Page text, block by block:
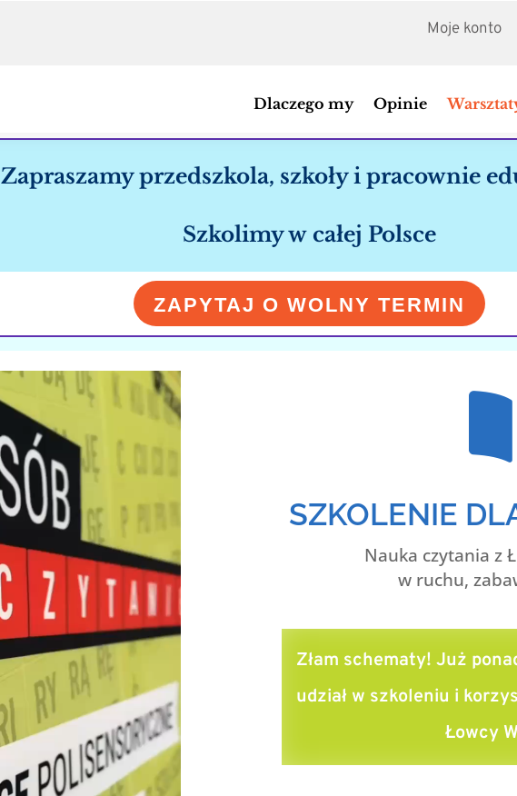
Moje konto
Dlaczego my Opinie
Zapraszamy przedszkola, szkoły i pracownie
Szkolimy w całej Polsce
ZAPYTAJ O WOLNY TERMIN
SZKOLENIE
Nauka czytania z
w ruchu,
Złam schematy! Już
udział w szkoleniu i
Łowcy